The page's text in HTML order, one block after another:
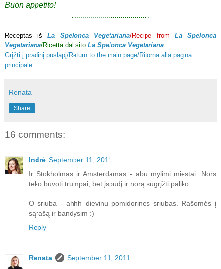
Buon appetito!
........................................
Receptas išLa Spelonca Vegetariana/Recipe fromLa Spelonca
Vegetariana/Ricetta dal sito La Spelonca Vegetariana
Grįžti į pradinį puslapį/Return to the main page/Ritorna alla pagina
principale
Renata
Share
16 comments:
Indrė September 11, 2011
Ir Stokholmas ir Amsterdamas - abu mylimi miestai. Nors
teko buvoti trumpai, bet įspūdį ir norą sugrįžti paliko.
O sriuba - ahhh dievinu pomidorines sriubas. Rašomės į
sąrašą ir bandysim :)
Reply
Renata
September 11, 2011